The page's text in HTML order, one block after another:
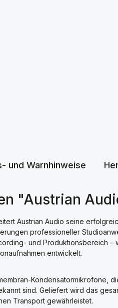
und Warnhinweise
"Austrian
Austrian Audio seine
professioneller
und Produktionsbereich –
entwickelt.
Kondensatormikrofone,
sind. Geliefert wird das
Transport gewährleistet.